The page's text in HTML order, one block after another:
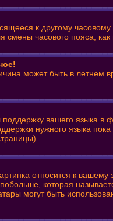
к другому
смены часового пояса,
может быть в
вашего языка
нужного языка
относится к
которая
могут быть